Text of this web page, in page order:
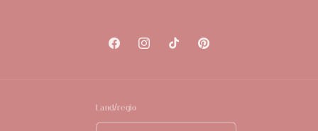
FacebookInstagramTikTok Pinterest
Land/regio